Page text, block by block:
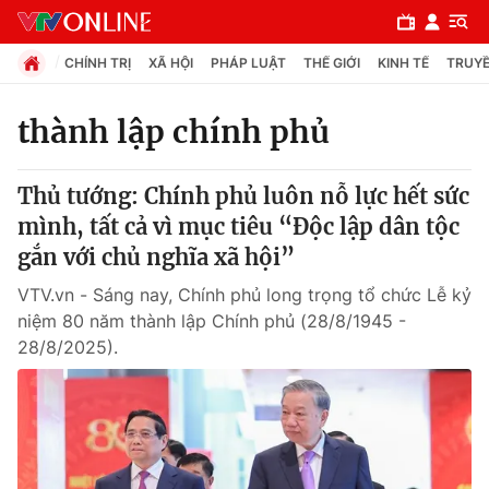
Chuyên mục
Chính trị
Pháp luật
Thế giới
CHÍNH TRỊ XÃ HỘI PHÁP LUẬT THẾ GIỚI KINH TẾ
thành lập chính phủ
Thủ tướng: Chính phủ luôn nỗ lực hết sức
mình, tất cả vì mục tiêu “Độc lập dân tộc
gắn với chủ nghĩa xã hội”
VTV.vn - Sáng nay, Chính phủ long trọng tổ chức Lễ kỷ
niệm 80 năm thành lập Chính phủ (28/8/1945 -
28/8/2025).